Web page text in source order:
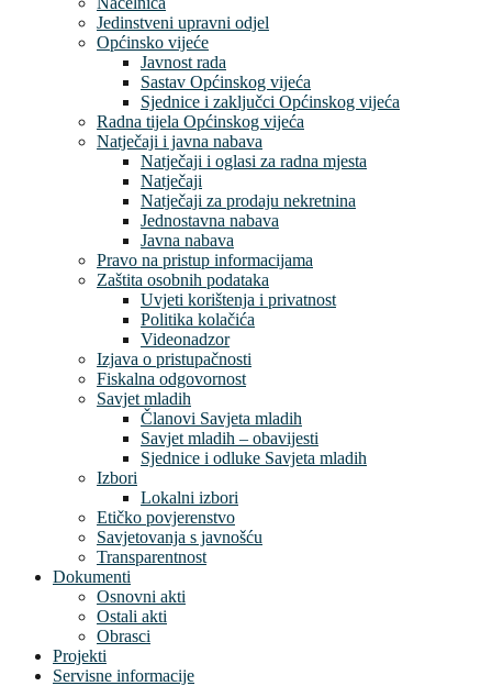
Jedinstveni upravni odjel
Općinsko vijeće
Javnost rada
Sastav Općinskog vijeća
Sjednice i zaključci Općinskog vijeća
Radna tijela Općinskog vijeća
Natječaji i javna nabava
Natječaji i oglasi za radna mjesta
Natječaji
Natječaji za prodaju nekretnina
Jednostavna nabava
Javna nabava
Pravo na pristup informacijama
Zaštita osobnih podataka
Uvjeti korištenja i privatnost
Politika kolačića
Videonadzor
Izjava o pristupačnosti
Fiskalna odgovornost
Savjet mladih
Članovi Savjeta mladih
Savjet mladih – obavijesti
Sjednice i odluke Savjeta mladih
Izbori
Lokalni izbori
Etičko povjerenstvo
Savjetovanja s javnošću
Transparentnost
Dokumenti
Osnovni akti
Ostali akti
Obrasci
Projekti
Servisne informacije